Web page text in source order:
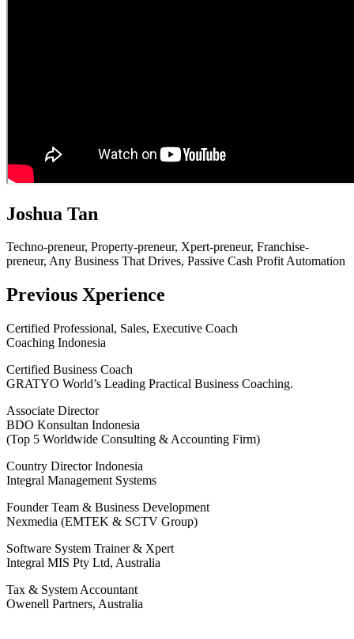
Joshua Tan
Techno-preneur, Property-preneur, Xpert-preneur, Franchise-
preneur, Any Business That Drives, Passive Cash Profit Automation
Previous Xperience
Certified Professional, Sales, Executive Coach
Coaching Indonesia
Certified Business Coach
GRATYO World’s Leading Practical Business Coaching.
Associate Director
BDO Konsultan Indonesia
(Top 5 Worldwide Consulting & Accounting Firm)
Country Director Indonesia
Integral Management Systems
Founder Team & Business Development
Nexmedia (EMTEK & SCTV Group)
Software System Trainer & Xpert
Integral MIS Pty Ltd, Australia
Tax & System Accountant
Owenell Partners, Australia